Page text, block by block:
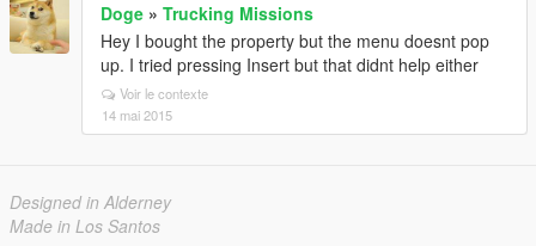
Doge » Trucking Missions
Hey I bought the property but the menu doesnt pop
up. I tried pressing Insert but that didnt help either
Voir le contexte
14 mai 2015
Designed in Alderney
Made in Los Santos